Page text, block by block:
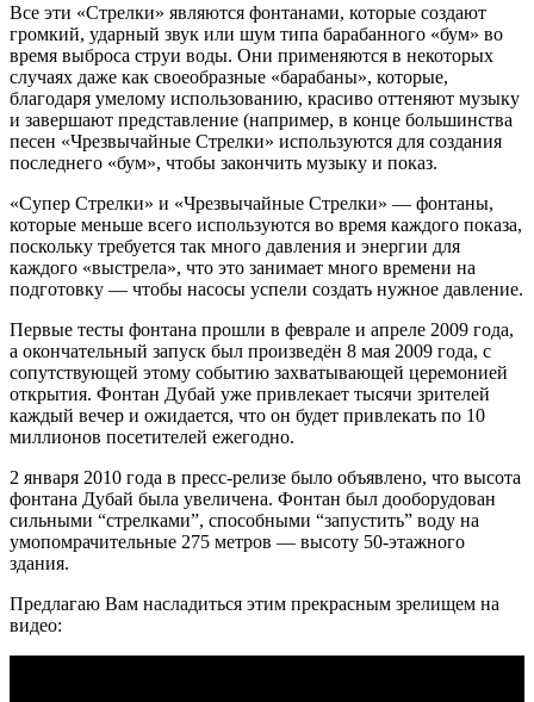
Все эти «Стрелки» являются фонтанами, которые создают
громкий, ударный звук или шум типа барабанного «бум» во
время выброса струи воды. Они применяются в некоторых
случаях даже как своеобразные «барабаны», которые,
благодаря умелому использованию, красиво оттеняют музыку
и завершают представление (например, в конце большинства
песен «Чрезвычайные Стрелки» используются для создания
последнего «бум», чтобы закончить музыку и показ.
«Супер Стрелки» и «Чрезвычайные Стрелки» — фонтаны,
которые меньше всего используются во время каждого показа,
поскольку требуется так много давления и энергии для
каждого «выстрела», что это занимает много времени на
подготовку — чтобы насосы успели создать нужное давление.
Первые тесты фонтана прошли в феврале и апреле 2009 года,
а окончательный запуск был произведён 8 мая 2009 года, с
сопутствующей этому событию захватывающей церемонией
открытия. Фонтан Дубай уже привлекает тысячи зрителей
каждый вечер и ожидается, что он будет привлекать по 10
миллионов посетителей ежегодно.
2 января 2010 года в пресс-релизе было объявлено, что высота
фонтана Дубай была увеличена. Фонтан был дооборудован
сильными “стрелками”, способными “запустить” воду на
умопомрачительные 275 метров — высоту 50-этажного
здания.
Предлагаю Вам насладиться этим прекрасным зрелищем на
видео: